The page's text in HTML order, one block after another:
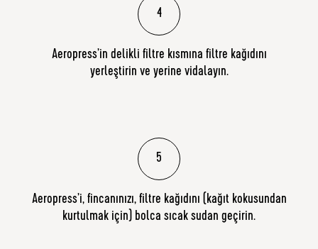
4
Aeropress’in delikli filtre kısmına filtre kağıdını
yerleştirin ve yerine vidalayın.
5
Aeropress’i, fincanınızı, filtre kağıdını (kağıt kokusundan
kurtulmak için) bolca sıcak sudan geçirin.